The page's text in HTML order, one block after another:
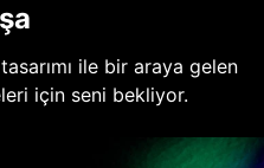
ile bir araya gelen
için seni bekliyor.